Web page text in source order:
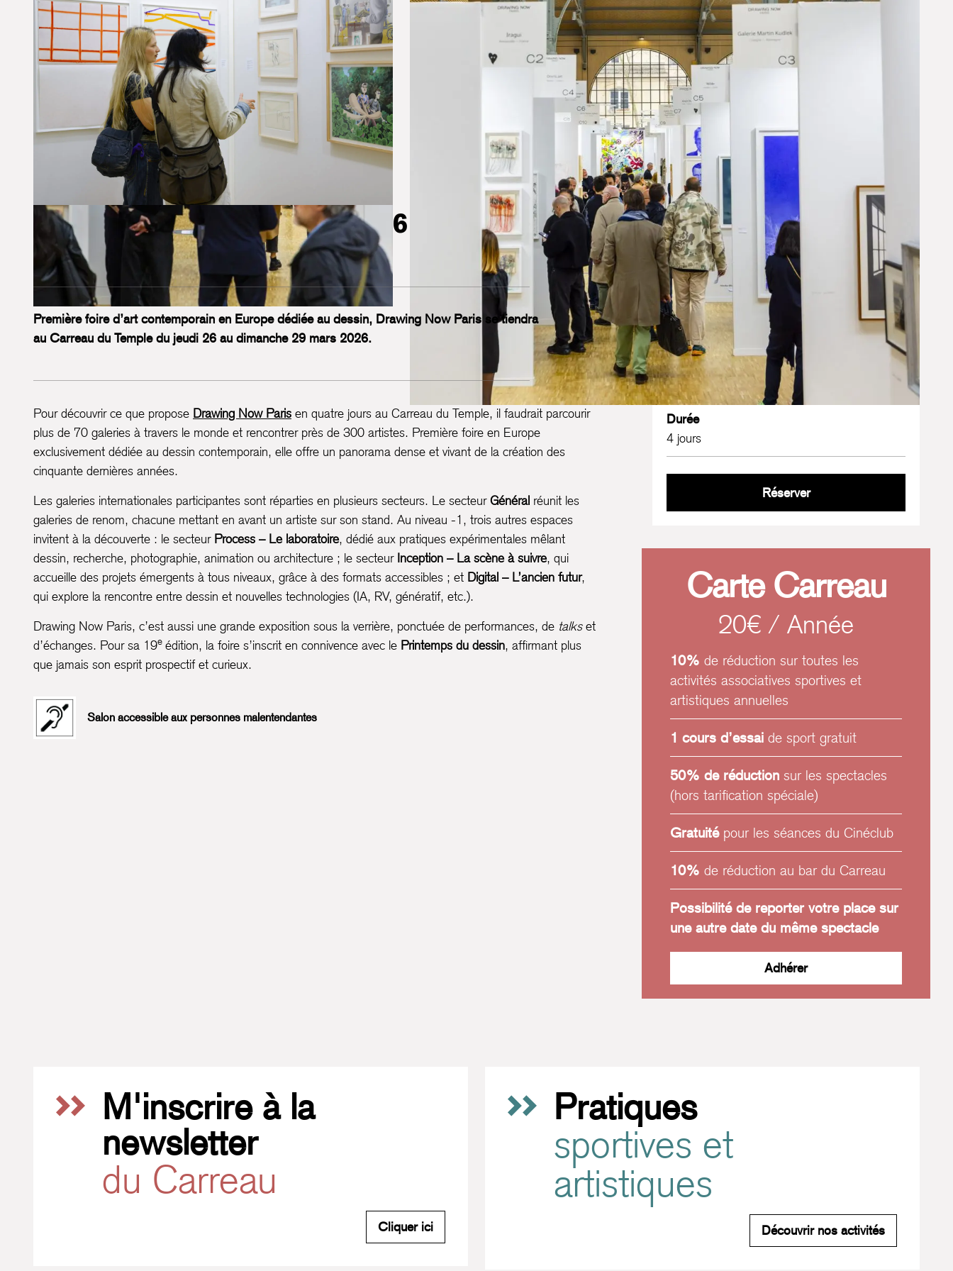
Programmation culturelle Drawing Now Paris 2026
DRAWING NOW PARIS 2026
Salon du dessin contemporain, 19e édition
Première foire d’art contemporain en Europe dédiée au dessin, Drawing Now Paris se tiendra
au Carreau du Temple du jeudi 26 au dimanche 29 mars 2026.
Pour découvrir ce que propose Drawing Now Paris en quatre jours au Carreau du Temple, il faudrait parcourir
plus de 70 galeries à travers le monde et rencontrer près de 300 artistes. Première foire en Europe
exclusivement dédiée au dessin contemporain, elle offre un panorama dense et vivant de la création des
cinquante dernières années.
Les galeries internationales participantes sont réparties en plusieurs secteurs. Le secteurGénéral réunit les
galeries de renom, chacune mettant en avant un artiste sur son stand. Au niveau -1, trois autres espaces
invitent à la découverte : le secteur Process – Le laboratoire, dédié aux pratiques expérimentales mêlant
dessin, recherche, photographie, animation ou architecture ; le secteur Inception – La scène à suivre, qui
accueille des projets émergents à tous niveaux, grâce à des formats accessibles ; et Digital – L’ancien futur,
qui explore la rencontre entre dessin et nouvelles technologies (IA, RV, génératif, etc.).
Drawing Now Paris, c’est aussi une grande exposition sous la verrière, ponctuée de performances, de talkset
d’échanges. Pour sa 19e édition, la foire s’inscrit en connivence avec le Printemps du dessin, affirmant plus
que jamais son esprit prospectif et curieux.
Salon accessible aux personnes malentendantes
Date(s)
Du jeudi 26 au dimanche 29 mars 2026 de
11h à 20h (dimanche 11h à 19h)
Lieu(x)
Halle
Tarif(s)
Tarifs de 9€ à 16€
Durée
4 jours
RéserverDrawing Now Paris 2026
Carte Carreau
20€ / Année
10% de réduction sur toutes les
activités associatives sportives et
artistiques annuelles
1 cours d’essaide sport gratuit
50% de réductionsur les spectacles
(hors tarification spéciale)
Gratuitépour les séances du Cinéclub
10% de réduction au bar du Carreau
Possibilité de reporter votre place sur
une autre date du même spectacle
Adhérer
M'inscrire à la
newsletter
du Carreau
Cliquer iciM'inscrire à la newsletter du Carreau
Pratiques
sportives et
artistiques
Découvrir nos activitésPratiques